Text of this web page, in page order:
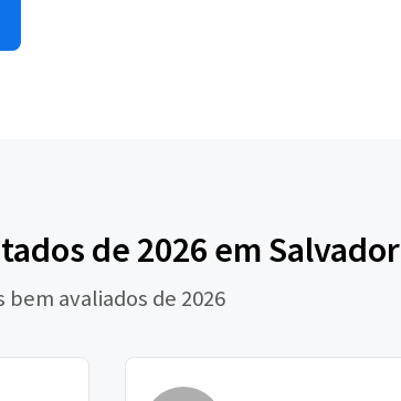
de 2026 em Salvador
bem avaliados de 2026